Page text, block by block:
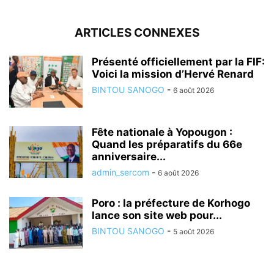
ARTICLES CONNEXES
Présenté officiellement par la FIF:
Voici la mission d’Hervé Renard
BINTOU SANOGO - 6 août 2026
Fête nationale à Yopougon :
Quand les préparatifs du 66e
anniversaire...
admin_sercom - 6 août 2026
Poro : la préfecture de Korhogo
lance son site web pour...
BINTOU SANOGO - 5 août 2026